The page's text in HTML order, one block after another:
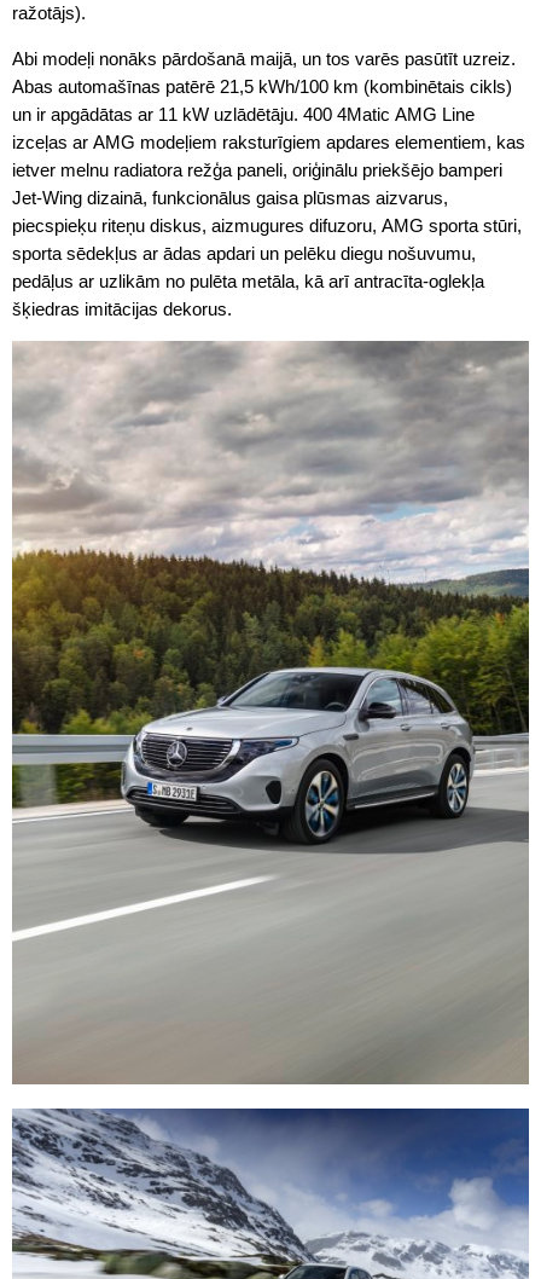
ražotājs).
Abi modeļi nonāks pārdošanā maijā, un tos varēs pasūtīt uzreiz.
Abas automašīnas patērē 21,5 kWh/100 km (kombinētais cikls)
un ir apgādātas ar 11 kW uzlādētāju. 400 4Matic AMG Line
izceļas ar AMG modeļiem raksturīgiem apdares elementiem, kas
ietver melnu radiatora režģa paneli, oriģinālu priekšējo bamperi
Jet-Wing dizainā, funkcionālus gaisa plūsmas aizvarus,
piecspieķu riteņu diskus, aizmugures difuzoru, AMG sporta stūri,
sporta sēdekļus ar ādas apdari un pelēku diegu nošuvumu,
pedāļus ar uzlikām no pulēta metāla, kā arī antracīta-oglekļa
šķiedras imitācijas dekorus.